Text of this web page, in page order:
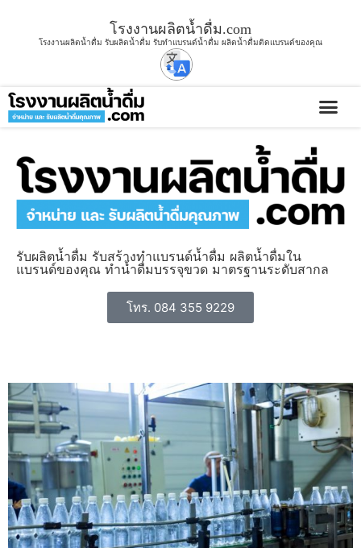
โรงงานผลิตน้ำดื่ม.com
โรงงานผลิตน้ำดื่ม รับผลิตน้ำดื่ม รับทำแบรนด์น้ำดื่ม ผลิตน้ำดื่มติดแบรนด์ของคุณ
รับผลิตน้ำดื่ม รับสร้างทำแบรนด์น้ำดื่ม ผลิตน้ำดื่มใน
แบรนด์ของคุณ ทำน้ำดื่มบรรจุขวด มาตรฐานระดับสากล
โทร. 084 355 9229